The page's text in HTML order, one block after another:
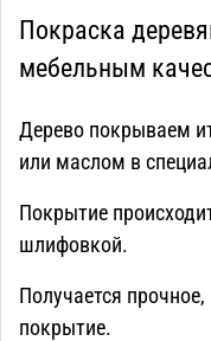
Покраска
мебельным
Дерево покрываем
или маслом в
Покрытие
шлифовкой.
Получается
покрытие.